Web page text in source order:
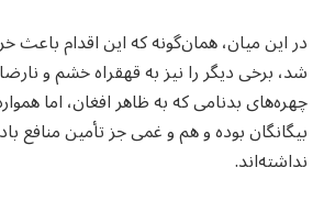
در این میان، همان‌گونه که این اقدام
شد، برخی دیگر را نیز به قهقراه خشم و
چهره‌های بدنامی که به ظاهر افغان، اما
بیگانگان بوده و هم و غمی جز تأمین منافع
نداشته‌اند.